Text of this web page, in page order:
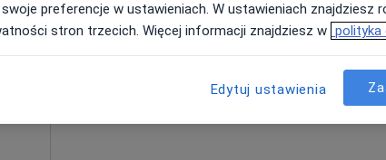
Umawianie online nie jest dostępne
preferencje w ustawieniach. W ustawieniach znajdziesz
stron trzecich. Więcej informacji znajdziesz w polityka
Edytuj ustawienia